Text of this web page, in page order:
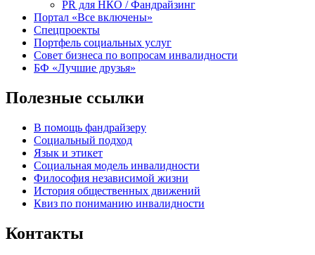
PR для НКО / Фандрайзинг
Портал «Все включены»
Спецпроекты
Портфель социальных услуг
Совет бизнеса по вопросам инвалидности
БФ «Лучшие друзья»
Полезные ссылки
В помощь фандрайзеру
Социальный подход
Язык и этикет
Социальная модель инвалидности
Философия независимой жизни
История общественных движений
Квиз по пониманию инвалидности
Контакты